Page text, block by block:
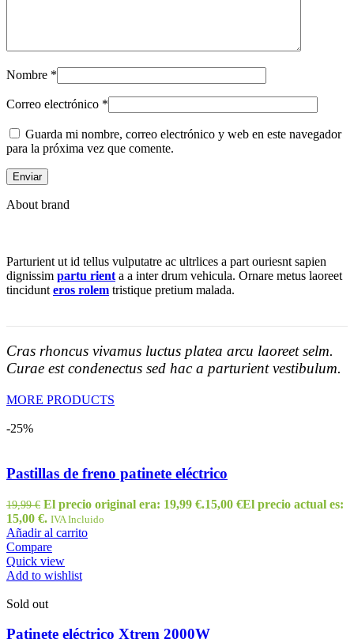
Nombre *
Correo electrónico *
Guarda mi nombre, correo electrónico y web en este navegador
para la próxima vez que comente.
About brand
Parturient ut id tellus vulputatre ac ultrlices a part ouriesnt sapien
dignissim partu rient a a inter drum vehicula. Ornare metus laoreet
tincidunt eros rolem tristique pretium malada.
Cras rhoncus vivamus luctus platea arcu laoreet selm.
Curae est condenectus sed hac a parturient vestibulum.
MORE PRODUCTS
-25%
Pastillas de freno patinete eléctrico
19,99€ El precio original era: 19,99 €.15,00 €El precio actual es:
15,00 €. IVA Incluido
Añadir al carrito
Compare
Quick view
Add to wishlist
Sold out
Patinete eléctrico Xtrem 2000W